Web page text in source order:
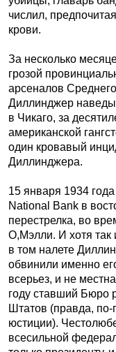
числил,
крови.
За несколько
грозой
арсеналов
Диллинджер
в Чикаго, за
американской
один кровавый
Диллинджера.
15 января 1934
National Bank в
перестрелка, во
О,Мэлли. И хотя так
в том налете
обвинили именно
всерьез, и не
году ставший Бюро
Штатов (правда, по-
юстиции).
всесильной